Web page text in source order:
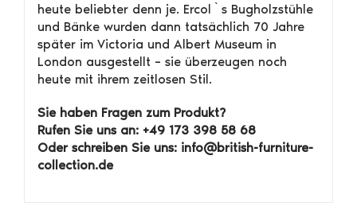
heute beliebter denn je. Ercol`s Bugholzstühle
und Bänke wurden dann tatsächlich 70 Jahre
später im Victoria und Albert Museum in
London ausgestellt – sie überzeugen noch
heute mit ihrem zeitlosen Stil.
Sie haben Fragen zum Produkt?
Rufen Sie uns an: +49 173 398 58 68
Oder schreiben Sie uns: info@british-furniture-
collection.de